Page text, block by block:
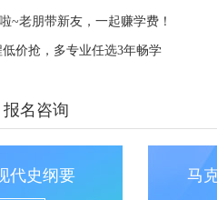
~老朋带新友，一起赚学费！
价抢，多专业任选3年畅学
报名咨询
代史纲要 马